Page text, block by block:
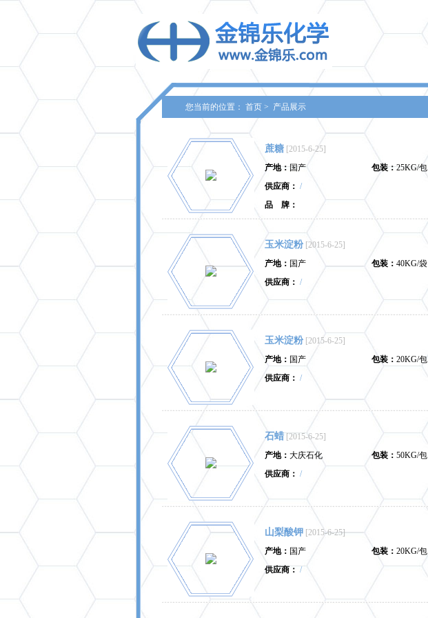
您当前的位置： 首页 > 产品展示
蔗糖 [2015-6-25]
产地：国产 包装：25KG/包
供应商： /
品 牌：
玉米淀粉 [2015-6-25]
产地： 国产 包装： 40KG/袋
供应商： /
玉米淀粉 [2015-6-25]
产地： 国产 包装： 20KG/包
供应商： /
石蜡 [2015-6-25]
产地： 大庆石化 包装： 50KG/包
供应商： /
山梨酸钾 [2015-6-25]
产地： 国产 包装： 20KG/包
供应商： /